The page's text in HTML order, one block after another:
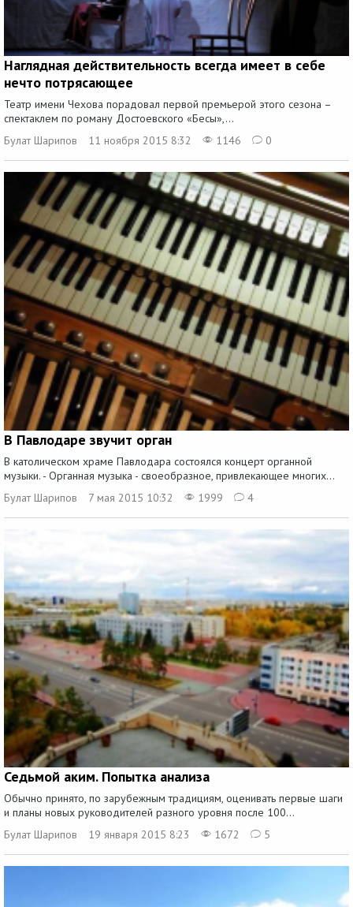
Наглядная действительность всегда имеет в себе
нечто потрясающее
Театр имени Чехова порадовал первой премьерой этого сезона –
спектаклем по роману Достоевского «Бесы»,...
Булат Шарипов
11 ноября 2015 8:32 1146 0
В Павлодаре звучит орган
В католическом храме Павлодара состоялся концерт органной
музыки. - Органная музыка - своеобразное, привлекающее многих...
Булат Шарипов
7 мая 2015 10:32 1999 4
Седьмой аким. Попытка анализа
Обычно принято, по зарубежным традициям, оценивать первые шаги
и планы новых руководителей разного уровня после 100...
Булат Шарипов
19 января 2015 8:23 1672 5